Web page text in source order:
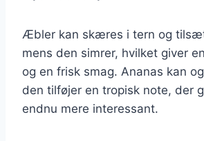
Æbler kan skæres i tern og
mens den simrer, hvilket giver
og en frisk smag. Ananas kan
den tilføjer en tropisk note, der
endnu mere interessant.